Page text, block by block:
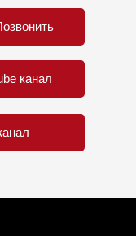
канал
Позвонить